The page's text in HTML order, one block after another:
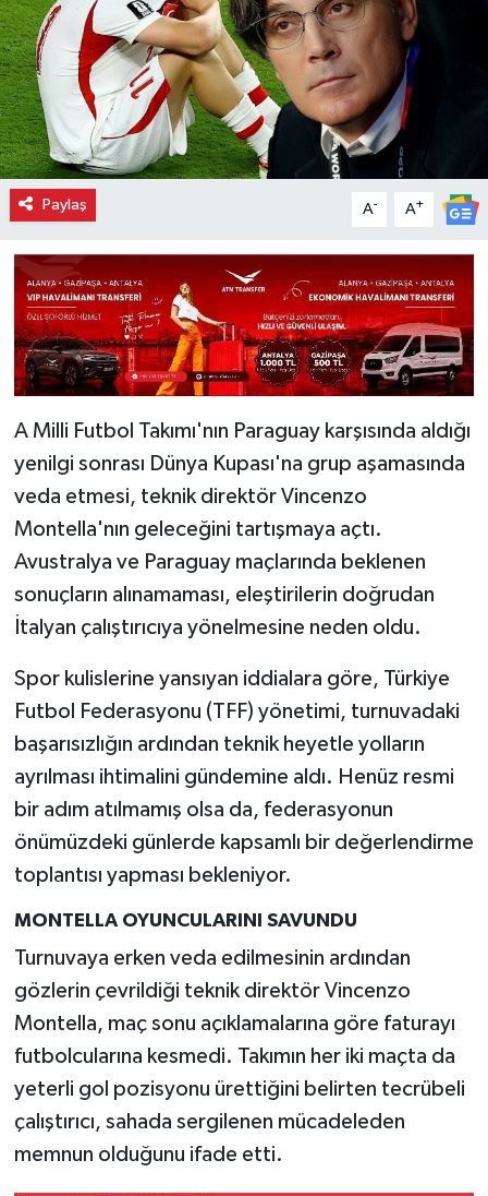
Paylaş A- A+
A Milli Futbol Takımı'nın Paraguay karşısında aldığı
yenilgi sonrası Dünya Kupası'na grup aşamasında
veda etmesi, teknik direktör Vincenzo
Montella'nın geleceğini tartışmaya açtı.
Avustralya ve Paraguay maçlarında beklenen
sonuçların alınamaması, eleştirilerin doğrudan
İtalyan çalıştırıcıya yönelmesine neden oldu.
Spor kulislerine yansıyan iddialara göre, Türkiye
Futbol Federasyonu (TFF) yönetimi, turnuvadaki
başarısızlığın ardından teknik heyetle yolların
ayrılması ihtimalini gündemine aldı. Henüz resmi
bir adım atılmamış olsa da, federasyonun
önümüzdeki günlerde kapsamlı bir değerlendirme
toplantısı yapması bekleniyor.
MONTELLA OYUNCULARINI SAVUNDU
Turnuvaya erken veda edilmesinin ardından
gözlerin çevrildiği teknik direktör Vincenzo
Montella, maç sonu açıklamalarına göre faturayı
futbolcularına kesmedi. Takımın her iki maçta da
yeterli gol pozisyonu ürettiğini belirten tecrübeli
çalıştırıcı, sahada sergilenen mücadeleden
memnun olduğunu ifade etti.